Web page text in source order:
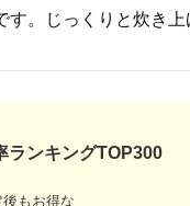
。じっくりと炊き
ランキングTOP300
もお得な